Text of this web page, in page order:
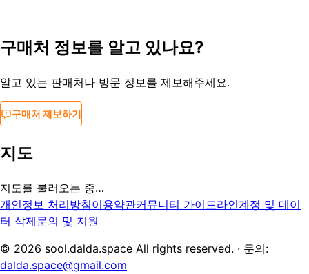
구매처 정보를 알고 있나요?
알고 있는 판매처나 방문 정보를 제보해주세요.
구매처 제보하기
지도
지도를 불러오는 중…
개인정보 처리방침이용약관커뮤니티 가이드라인계정 및 데이
터 삭제문의 및 지원
© 2026 sool.dalda.space All rights reserved. · 문의:
dalda.space@gmail.com